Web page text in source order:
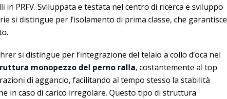
in PRFV. Sviluppata e testata nel centro di ricerca e sviluppo
si distingue per l’isolamento di prima classe, che garantisce
si distingue per l’integrazione del telaio a collo d’oca nel
monopezzo del perno ralla, costantemente al top
di aggancio, facilitando al tempo stesso la stabilità
in caso di carico irregolare. Questo tipo di struttura